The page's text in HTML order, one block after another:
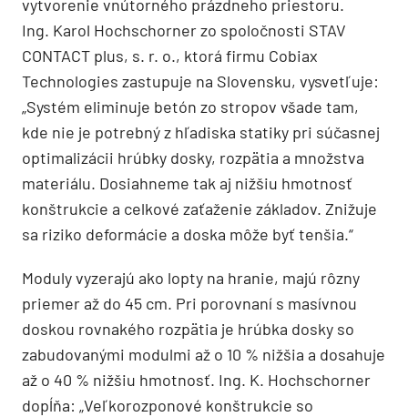
vytvorenie vnútorného prázdneho priestoru.
Ing. Karol Hochschorner zo spoločnosti STAV
CONTACT plus, s. r. o., ktorá firmu Cobiax
Technologies zastupuje na Slovensku, vysvetľuje:
„Systém eliminuje betón zo stropov všade tam,
kde nie je potrebný z hľadiska statiky pri súčasnej
optimalizácii hrúbky dosky, rozpätia a množstva
materiálu. Dosiahneme tak aj nižšiu hmotnosť
konštrukcie a celkové zaťaženie základov. Znižuje
sa riziko deformácie a doska môže byť tenšia.“
Moduly vyzerajú ako lopty na hranie, majú rôzny
priemer až do 45 cm. Pri porovnaní s masívnou
doskou rovnakého rozpätia je hrúbka dosky so
zabudovanými modulmi až o 10 % nižšia a dosahuje
až o 40 % nižšiu hmotnosť. Ing. K. Hochschorner
dopĺňa: „Veľkorozponové konštrukcie so